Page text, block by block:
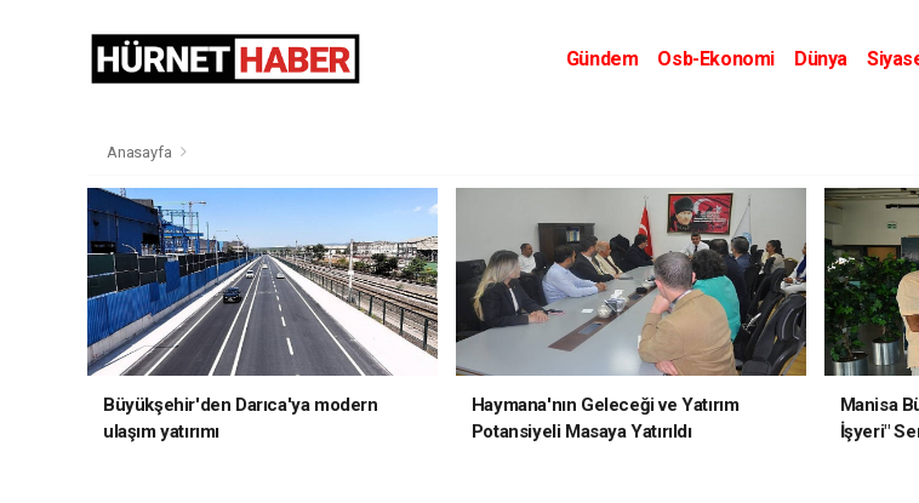
Gündem Osb-Ekonomi Dünya
Anasayfa
Büyükşehir'den Darıca'ya modern
ulaşım yatırımı
Haymana'nın Geleceği ve Yatırım
Potansiyeli Masaya Yatırıldı
Manisa
İşyeri"